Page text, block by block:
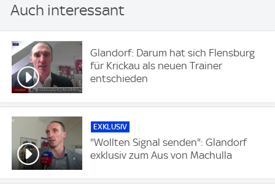
Auch interessant
Glandorf: Darum hat sich Flensburg
für Krickau als neuen Trainer
entschieden
EXKLUSIV
"Wollten Signal senden": Glandorf
exklusiv zum Aus von Machulla